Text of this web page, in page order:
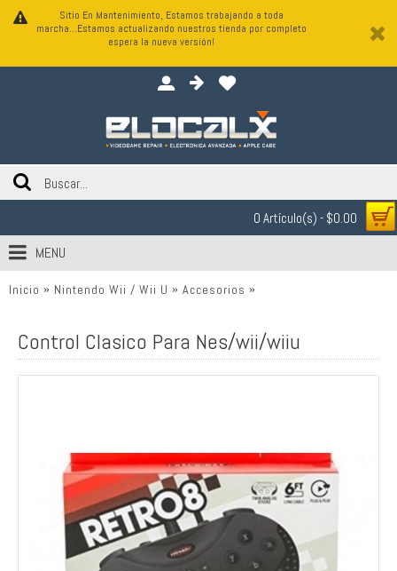
Sitio En Mantenimiento, Estamos trabajando a toda
marcha...Estamos actualizando nuestros tienda por completo
espera la nueva versión!
0 Artículo(s) - $0.00
MENU
Inicio Nintendo Wii / Wii U Accesorios
Control Clasico Para Nes/wii/wiiu